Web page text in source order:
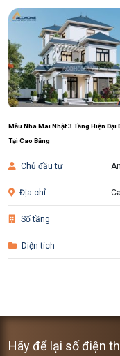
Mẫu Nhà Mái Nhật 3 Tầng Hiện Đại
Tại Cao Bằng
Chủ đầu tư
Địa chỉ
Số tầng
Diện tích
Hãy để lại số điện